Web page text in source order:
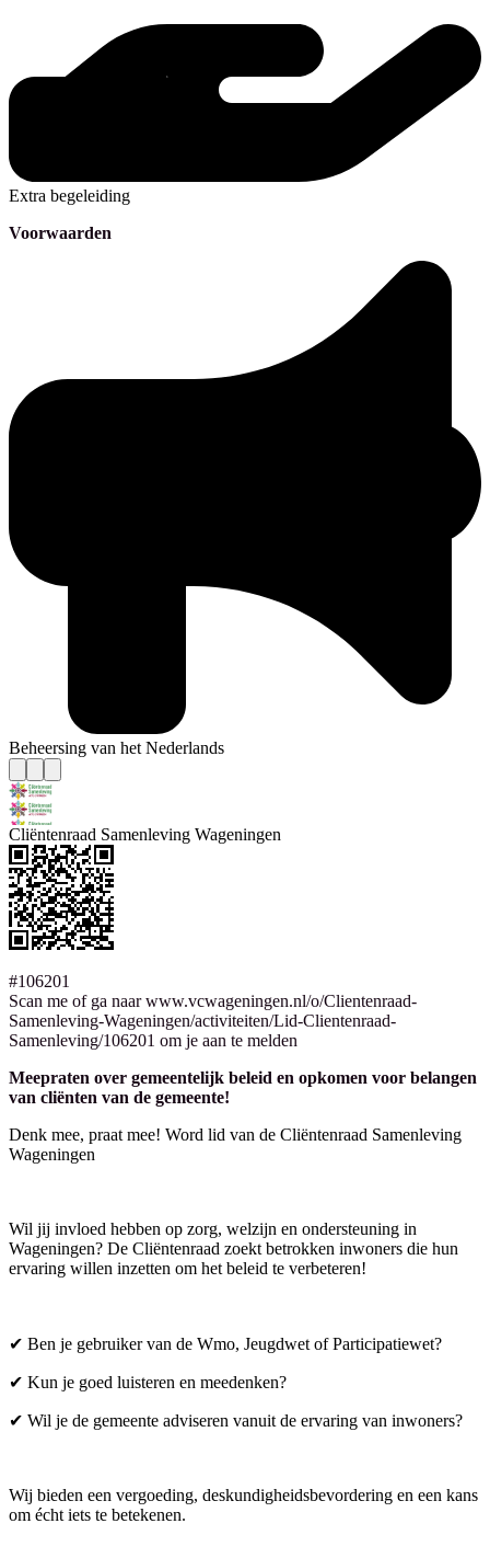
Extra begeleiding
Voorwaarden
Beheersing van het Nederlands
Cliëntenraad Samenleving Wageningen
#106201
Scan me of ga naar www.vcwageningen.nl/o/Clientenraad-
Samenleving-Wageningen/activiteiten/Lid-Clientenraad-
Samenleving/106201 om je aan te melden
Meepraten over gemeentelijk beleid en opkomen voor belangen
van cliënten van de gemeente!
Denk mee, praat mee! Word lid van de Cliëntenraad Samenleving
Wageningen
Wil jij invloed hebben op zorg, welzijn en ondersteuning in
Wageningen? De Cliëntenraad zoekt betrokken inwoners die hun
ervaring willen inzetten om het beleid te verbeteren!
✔ Ben je gebruiker van de Wmo, Jeugdwet of Participatiewet?
✔ Kun je goed luisteren en meedenken?
✔ Wil je de gemeente adviseren vanuit de ervaring van inwoners?
Wij bieden een vergoeding, deskundigheidsbevordering en een kans
om écht iets te betekenen.